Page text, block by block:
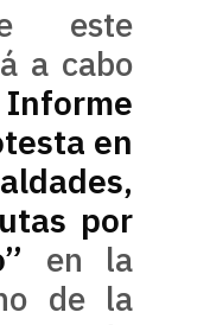
este
a cabo
en
por
en la
de la